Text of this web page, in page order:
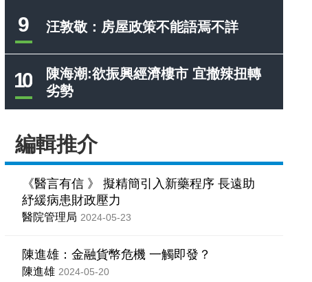
9 汪敦敬：房屋政策不能語焉不詳
10
陳海潮:欲振興經濟樓市 宜撤辣扭轉
劣勢
編輯推介
《醫言有信 》 擬精簡引入新藥程序 長遠助
紓緩病患財政壓力
醫院管理局 2024-05-23
陳進雄：金融貨幣危機 一觸即發？
陳進雄 2024-05-20